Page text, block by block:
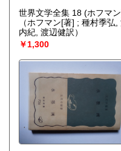
世界文学全集 18 (ホフマ
（ホフマン[著] ; 種村季弘,
内紀, 渡辺健訳）
￥1,300